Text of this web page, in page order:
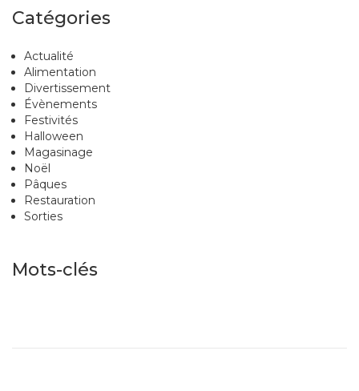
Catégories
Actualité
Alimentation
Divertissement
Évènements
Festivités
Halloween
Magasinage
Noël
Pâques
Restauration
Sorties
Mots-clés